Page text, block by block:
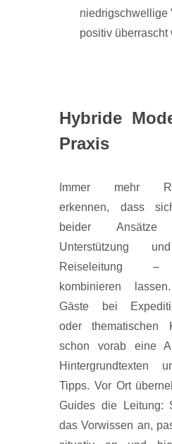
niedrigschwellige
positiv überrascht
Hybride
Praxis
Immer mehr
erkennen, dass
beider
Unterstützung
Reiseleitung –
kombinieren
Gäste bei
oder thematischen
schon vorab eine
Hintergrundtexten
Tipps. Vor Ort
Guides die Leitung:
das Vorwissen an,